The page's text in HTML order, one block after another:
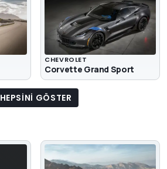
CHEVROLET
Corvette Grand Sport
HEPSINI GÖSTER